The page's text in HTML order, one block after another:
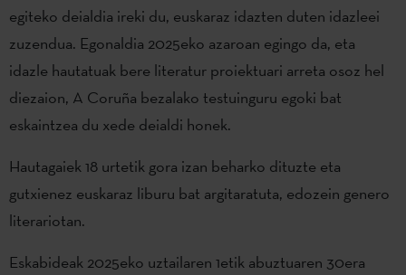
egiteko deialdia ireki du, euskaraz idazten duten idazleei
zuzendua. Egonaldia 2025eko azaroan egingo da, eta
idazle hautatuak bere literatur proiektuari arreta osoz hel
diezaion, A Coruña bezalako testuinguru egoki bat
eskaintzea du xede deialdi honek.
Hautagaiek 18 urtetik gora izan beharko dituzte eta
gutxienez euskaraz liburu bat argitaratuta, edozein genero
literariotan.
Eskabideak 2025eko uztailaren 1etik abuztuaren 30era